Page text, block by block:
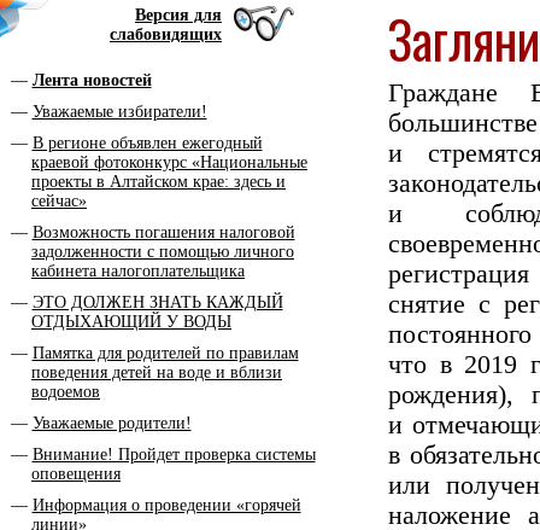
Версия для
слабовидящих
Лента новостей
Уважаемые избиратели!
В регионе объявлен ежегодный
краевой фотоконкурс «Национальные
проекты в Алтайском крае: здесь и
сейчас»
Возможность погашения налоговой
задолженности с помощью личного
кабинета налогоплательщика
ЭТО ДОЛЖЕН ЗНАТЬ КАЖДЫЙ
ОТДЫХАЮЩИЙ У ВОДЫ
Памятка для родителей по правилам
поведения детей на воде и вблизи
водоемов
Уважаемые родители!
Внимание! Пройдет проверка системы
оповещения
Информация о проведении «горячей
линии»
Граждане
и
и
снятие с
что в 2019
рождения),
и
в
или
наложение